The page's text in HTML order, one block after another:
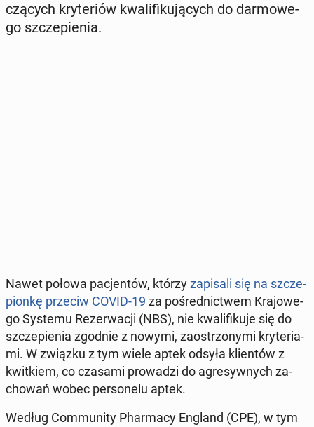
czą­cych kry­te­riów kwa­li­fi­ku­ją­cych do dar­mo­we­
go szcze­pie­nia.
Nawet połowa pa­cjen­tów, którzyza­pi­sa­li się na szcze­
pion­kę przeciw COVID-19 za po­śred­nic­twem Kra­jo­we­
go Systemu Re­zer­wa­cji (NBS), nie kwa­li­fi­ku­je się do
szcze­pie­nia zgodnie z nowymi, za­ostrzo­ny­mi kry­te­ria­
mi. W związku z tym wiele aptek odsyła klien­tów z
kwit­kiem, co czasami pro­wa­dzi do agre­syw­nych za­
cho­wań wobec per­so­ne­lu aptek.
Według Com­mu­ni­ty Phar­ma­cy England (CPE), w tym